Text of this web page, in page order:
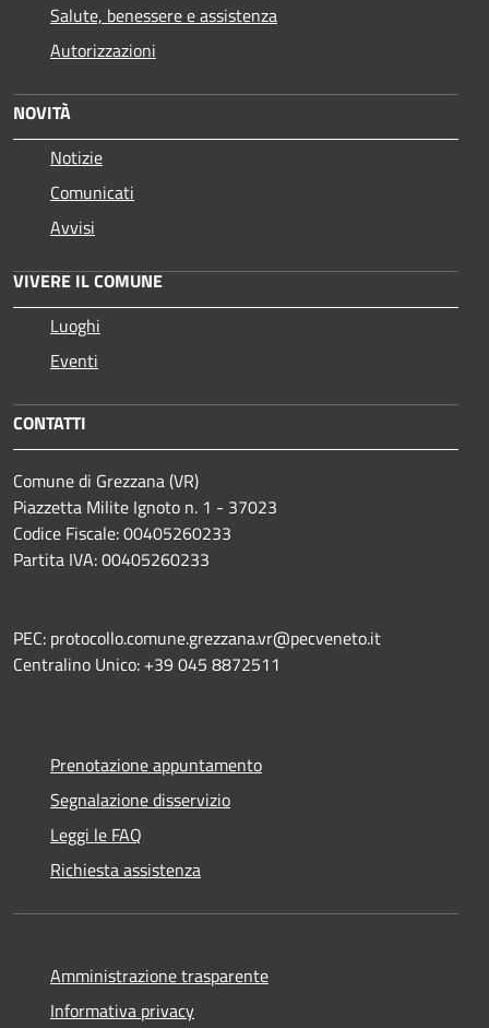
Salute, benessere e assistenza
Autorizzazioni
NOVITÀ
Notizie
Comunicati
Avvisi
VIVERE IL COMUNE
Luoghi
Eventi
CONTATTI
Comune di Grezzana (VR)
Piazzetta Milite Ignoto n. 1 - 37023
Codice Fiscale: 00405260233
Partita IVA: 00405260233
PEC: protocollo.comune.grezzana.vr@pecveneto.it
Centralino Unico: +39 045 8872511
Prenotazione appuntamento
Segnalazione disservizio
Leggi le FAQ
Richiesta assistenza
Amministrazione trasparente
Informativa privacy